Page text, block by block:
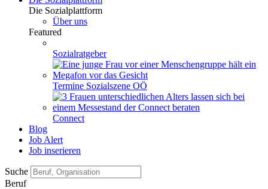
Die Sozialplattform
Über uns
Featured
Sozialratgeber
Termine Sozialszene OÖ
Connect
Blog
Job Alert
Job inserieren
Suche
Beruf